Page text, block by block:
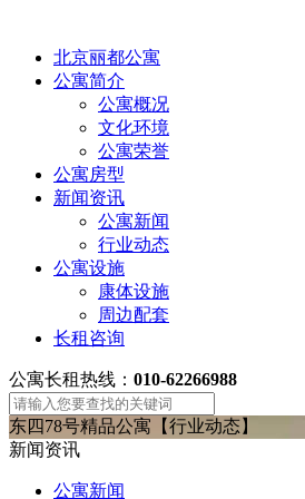
北京丽都公寓
公寓简介
公寓概况
文化环境
公寓荣誉
公寓房型
新闻资讯
公寓新闻
行业动态
公寓设施
康体设施
周边配套
长租咨询
公寓长租热线： 010-62266988
东四78号精品公寓【行业动态】
新闻资讯
公寓新闻